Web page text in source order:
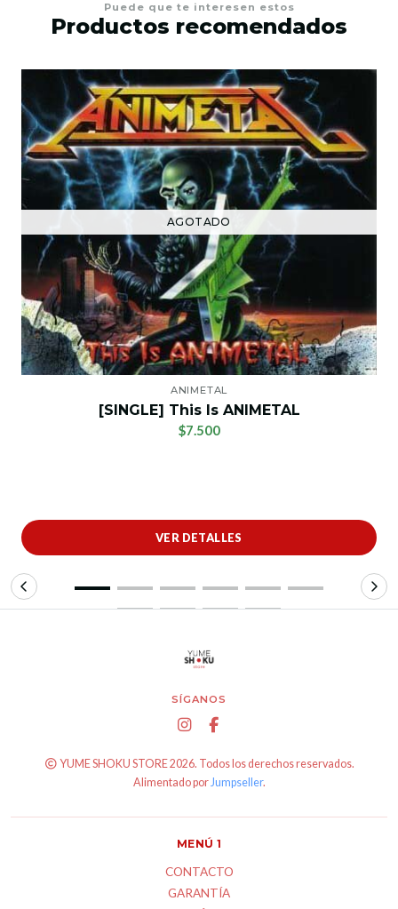
Puede que te interesen estos
Productos recomendados
AGOTADO
ANIMETAL
[SINGLE] This Is ANIMETAL
$7.500
VER DETALLES
SÍGANOS
YUME SHOKU STORE 2026. Todos los derechos reservados.
Alimentado porJumpseller.
MENÚ 1
CONTACTO
GARANTÍA